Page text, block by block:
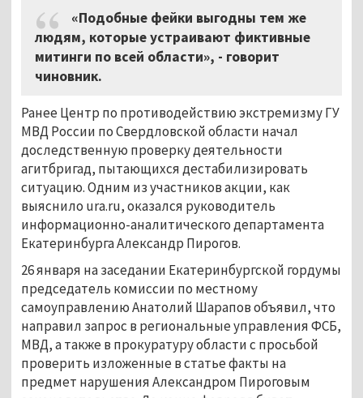
«Подобные фейки выгодны тем же
людям, которые устраивают фиктивные
митинги по всей области», - говорит
чиновник.
Ранее Центр по противодействию экстремизму ГУ
МВД России по Свердловской области начал
доследственную проверку деятельности
агитбригад, пытающихся дестабилизировать
ситуацию. Одним из участников акции, как
выяснило ura.ru, оказался руководитель
информационно-аналитического департамента
Екатеринбурга Александр Пирогов.
26 января на заседании Екатеринбургской гордумы
председатель комиссии по местному
самоуправлению Анатолий Шарапов объявил, что
направил запрос в региональные управления ФСБ,
МВД, а также в прокуратуру области с просьбой
проверить изложенные в статье факты на
предмет нарушения Александром Пироговым